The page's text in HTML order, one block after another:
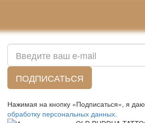
ПОДПИСАТЬСЯ
Нажимая на кнопку «Подписаться», я
обработку персональных данных.